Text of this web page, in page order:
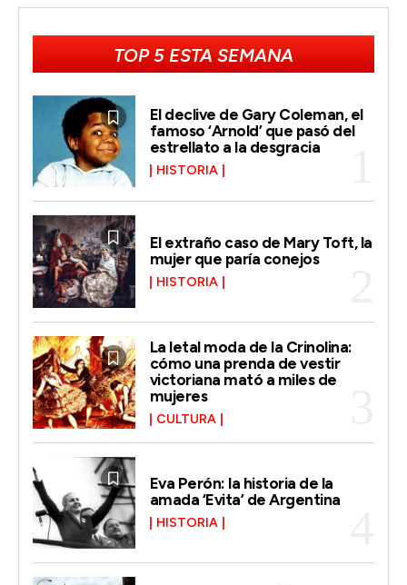
TOP 5 ESTA SEMANA
El declive de Gary Coleman, el
famoso ‘Arnold’ que pasó del
estrellato a la desgracia
HISTORIA
El extraño caso de Mary Toft, la
mujer que paría conejos
HISTORIA
La letal moda de la Crinolina:
cómo una prenda de vestir
victoriana mató a miles de
mujeres
CULTURA
Eva Perón: la historia de la
amada ‘Evita’ de Argentina
HISTORIA